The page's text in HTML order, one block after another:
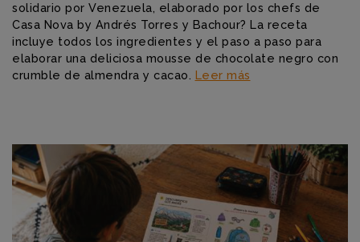
solidario por Venezuela, elaborado por los chefs de
Casa Nova by Andrés Torres y Bachour? La receta
incluye todos los ingredientes y el paso a paso para
elaborar una deliciosa mousse de chocolate negro con
crumble de almendra y cacao. Leer más